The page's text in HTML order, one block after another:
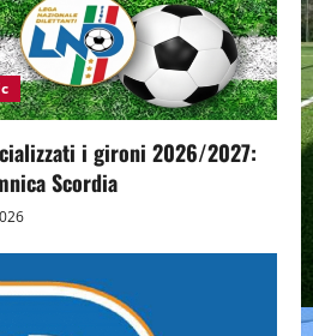
i gironi 2026/2027:
Scordia